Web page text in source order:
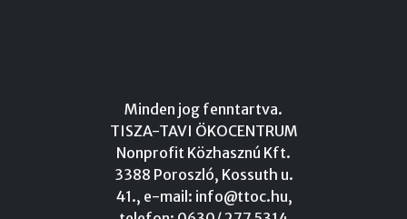
Minden jog fenntartva.
TISZA-TAVI ÖKOCENTRUM
Nonprofit Közhasznú Kft.
3388 Poroszló, Kossuth u.
41., e-mail: info@ttoc.hu,